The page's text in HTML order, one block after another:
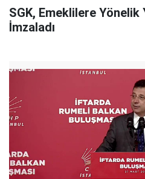
SGK, Emeklilere
İmzaladı